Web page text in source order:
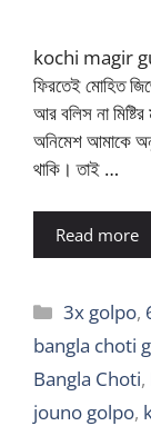
kochi magir gud
ফিরতেই মোহিত
আর বলিস না মিষ্টির
অনিমেশ আমাকে
থাকি। তাই …
Read more
3x golpo,
bangla choti
Bangla Choti,
jouno golpo,